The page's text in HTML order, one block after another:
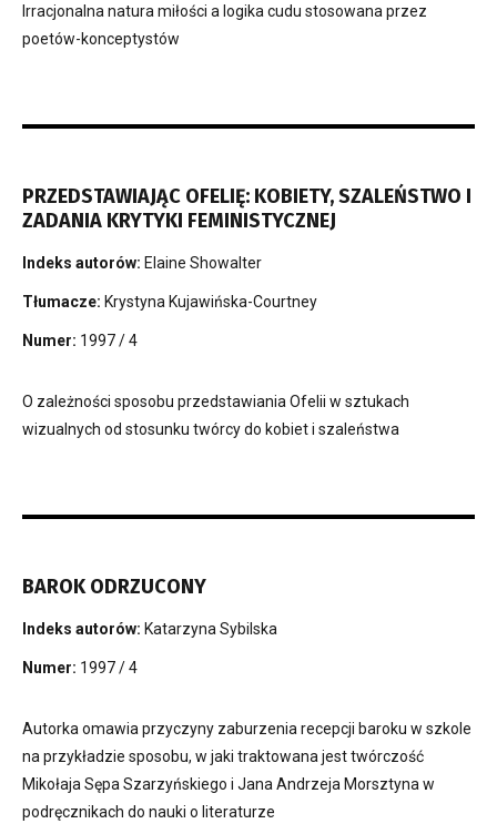
Irracjonalna natura miłości a logika cudu stosowana przez
poetów-konceptystów
PRZEDSTAWIAJĄC OFELIĘ: KOBIETY, SZALEŃSTWO I
ZADANIA KRYTYKI FEMINISTYCZNEJ
Indeks autorów: Elaine Showalter
Tłumacze: Krystyna Kujawińska-Courtney
Numer: 1997 / 4
O zależności sposobu przedstawiania Ofelii w sztukach
wizualnych od stosunku twórcy do kobiet i szaleństwa
BAROK ODRZUCONY
Indeks autorów: Katarzyna Sybilska
Numer: 1997 / 4
Autorka omawia przyczyny zaburzenia recepcji baroku w szkole
na przykładzie sposobu, w jaki traktowana jest twórczość
Mikołaja Sępa Szarzyńskiego i Jana Andrzeja Morsztyna w
podręcznikach do nauki o literaturze